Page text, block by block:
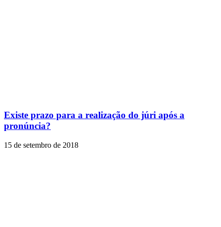
Existe prazo para a realização do júri após a
pronúncia?
15 de setembro de 2018